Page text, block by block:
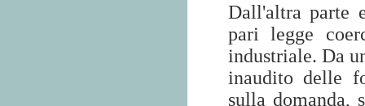
Dall'altra parte
pari legge
industriale. Da
inaudito delle
sulla domanda,